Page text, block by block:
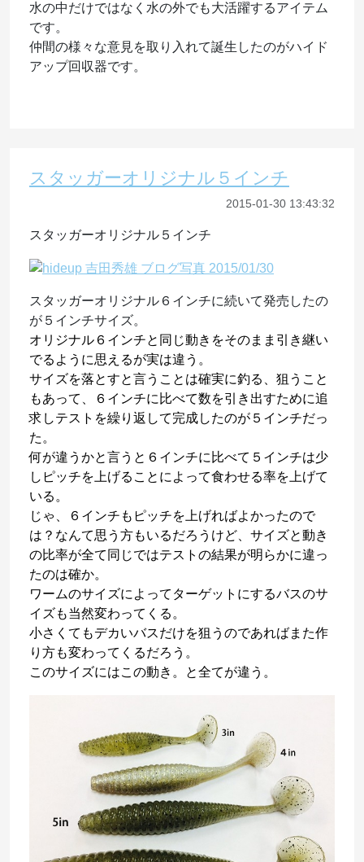
水の中だけではなく水の外でも大活躍するアイテム
です。
仲間の様々な意見を取り入れて誕生したのがハイド
アップ回収器です。
スタッガーオリジナル５インチ
2015-01-30 13:43:32
スタッガーオリジナル５インチ
スタッガーオリジナル６インチに続いて発売したの
が５インチサイズ。
オリジナル６インチと同じ動きをそのまま引き継い
でるように思えるが実は違う。
サイズを落とすと言うことは確実に釣る、狙うこと
もあって、６インチに比べて数を引き出すために追
求しテストを繰り返して完成したのが５インチだっ
た。
何が違うかと言うと６インチに比べて５インチは少
しピッチを上げることによって食わせる率を上げて
いる。
じゃ、６インチもピッチを上げればよかったので
は？なんて思う方もいるだろうけど、サイズと動き
の比率が全て同じではテストの結果が明らかに違っ
たのは確か。
ワームのサイズによってターゲットにするバスのサ
イズも当然変わってくる。
小さくてもデカいバスだけを狙うのであればまた作
り方も変わってくるだろう。
このサイズにはこの動き。と全てが違う。